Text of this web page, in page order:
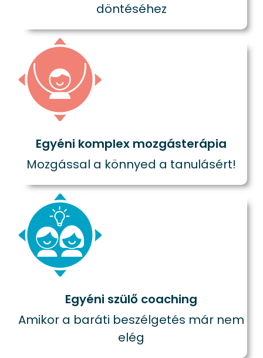
döntéséhez
Egyéni komplex mozgásterápia
Mozgással a könnyed a tanulásért!
Egyéni szülő coaching
Amikor a baráti beszélgetés már nem
elég